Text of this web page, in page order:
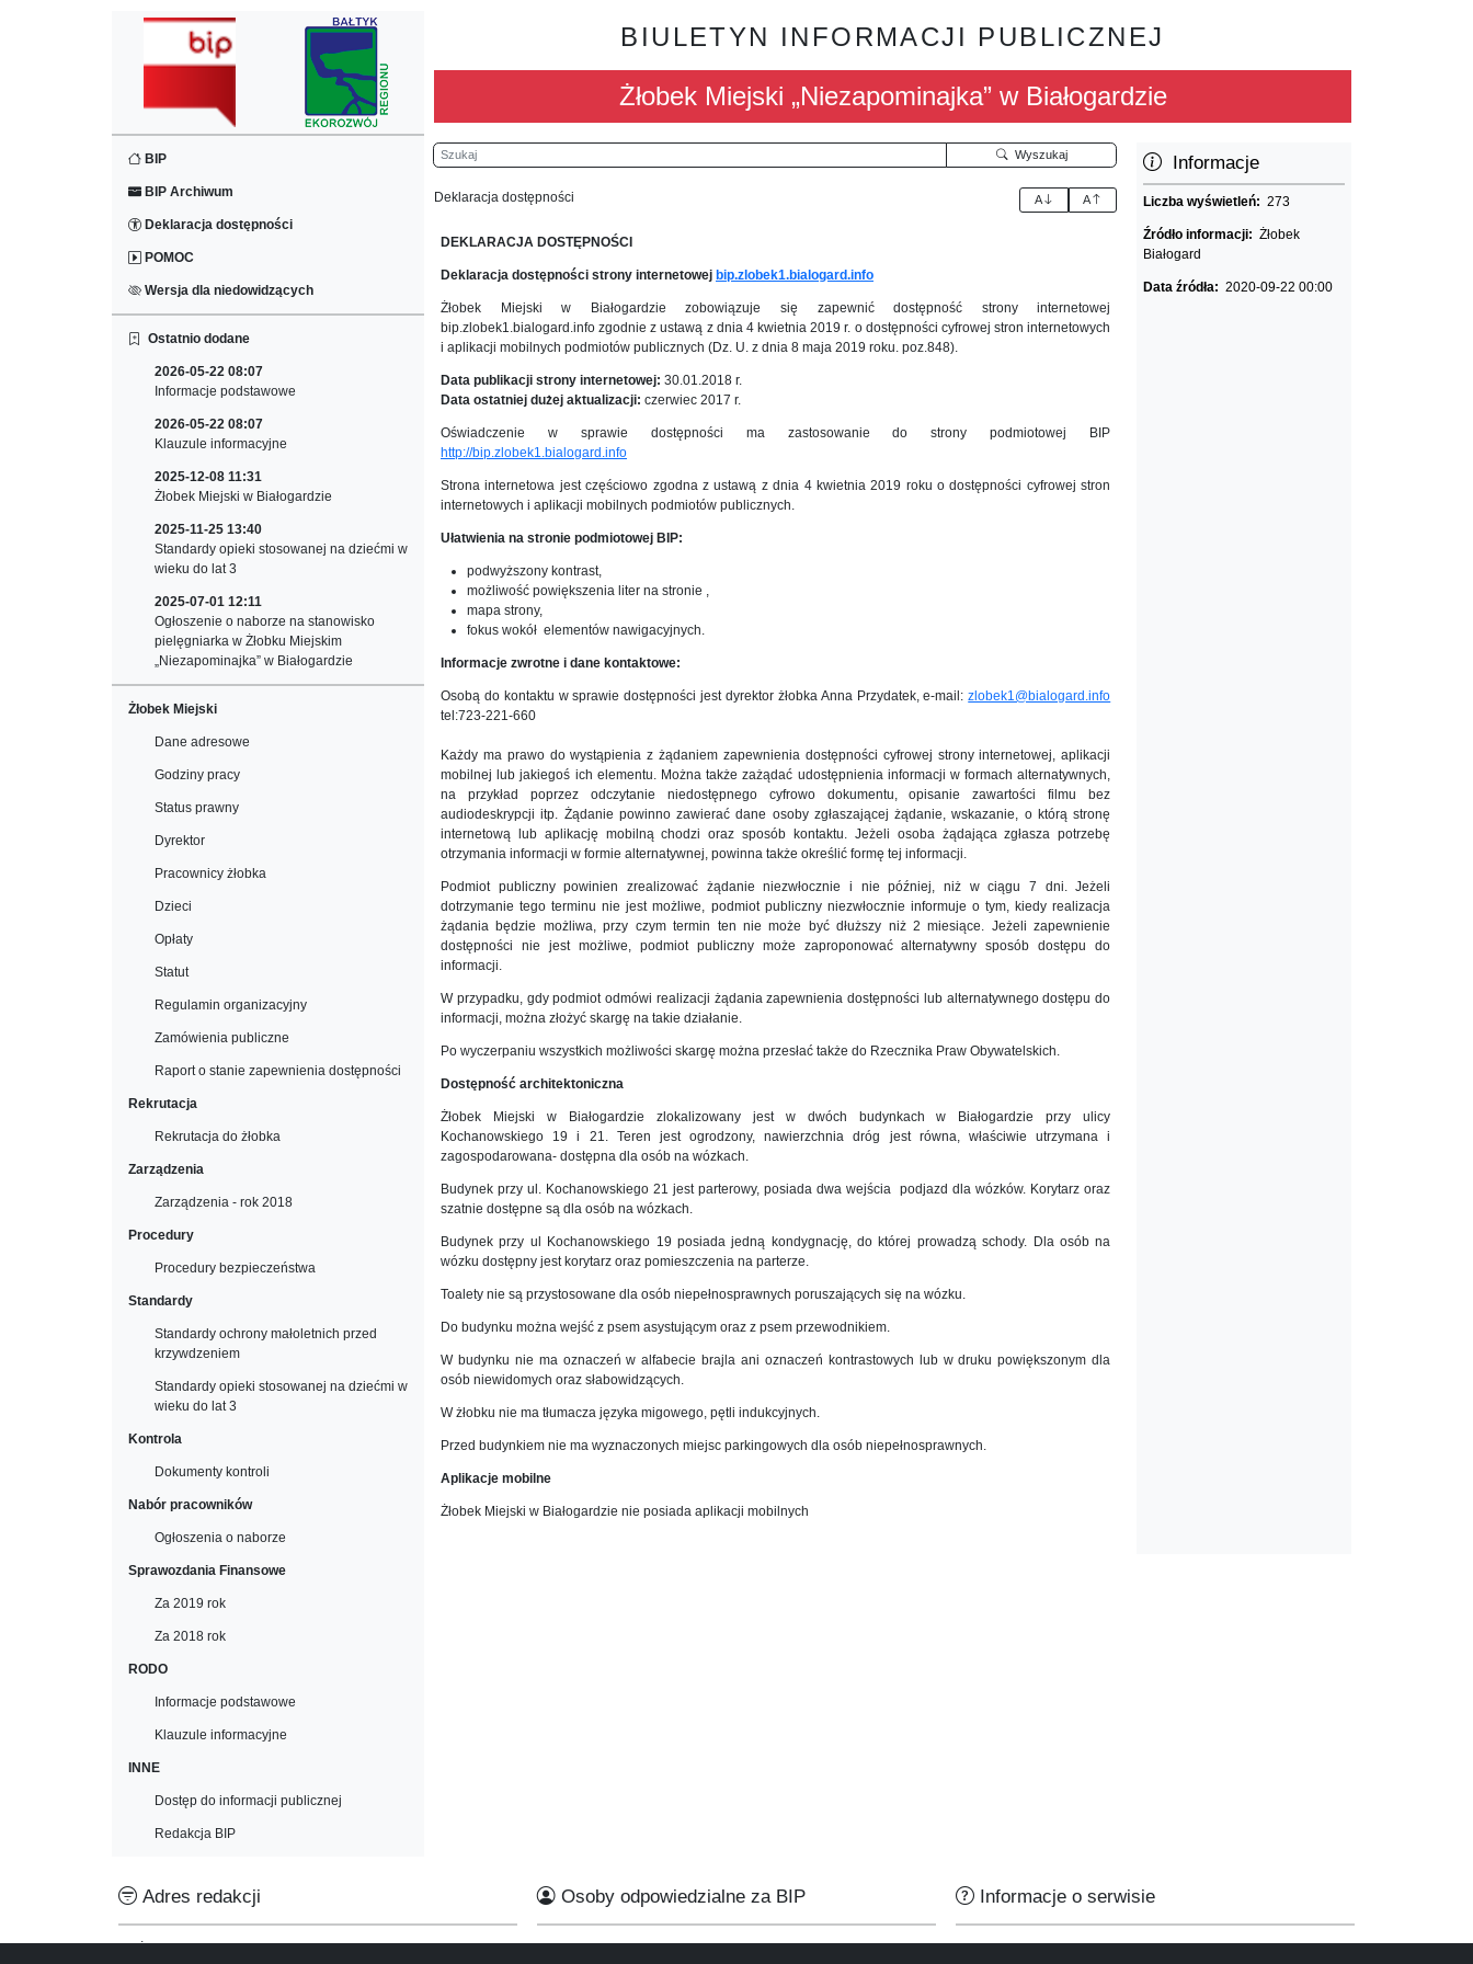
BIP
BIP Archiwum
Deklaracja dostępności
POMOC
Wersja dla niedowidzących
Ostatnio dodane
2026-05-22 08:07
Informacje podstawowe
2026-05-22 08:07
Klauzule informacyjne
2025-12-08 11:31
Żłobek Miejski w Białogardzie
2025-11-25 13:40
Standardy opieki stosowanej na dziećmi w
wieku do lat 3
2025-07-01 12:11
Ogłoszenie o naborze na stanowisko
pielęgniarka w Żłobku Miejskim
„Niezapominajka” w Białogardzie
Żłobek Miejski
Dane adresowe
Godziny pracy
Status prawny
Dyrektor
Pracownicy żłobka
Dzieci
Opłaty
Statut
Regulamin organizacyjny
Zamówienia publiczne
Raport o stanie zapewnienia dostępności
Rekrutacja
Rekrutacja do żłobka
Zarządzenia
Zarządzenia - rok 2018
Procedury
Procedury bezpieczeństwa
Standardy
Standardy ochrony małoletnich przed
krzywdzeniem
Standardy opieki stosowanej na dziećmi w
wieku do lat 3
Kontrola
Dokumenty kontroli
Nabór pracowników
Ogłoszenia o naborze
Sprawozdania Finansowe
Za 2019 rok
Za 2018 rok
RODO
Informacje podstawowe
Klauzule informacyjne
INNE
Dostęp do informacji publicznej
Redakcja BIP
BIULETYN INFORMACJI PUBLICZNEJ
Żłobek Miejski „Niezapominajka” w Białogardzie
Szukaj Wyszukaj
Deklaracja dostępności A A
DEKLARACJA DOSTĘPNOŚCI
Deklaracja dostępności strony internetowej bip.zlobek1.bialogard.info
Żłobek Miejski w Białogardzie zobowiązuje się zapewnić dostępność strony internetowej
bip.zlobek1.bialogard.info zgodnie z ustawą z dnia 4 kwietnia 2019 r. o dostępności cyfrowej stron internetowych
i aplikacji mobilnych podmiotów publicznych (Dz. U. z dnia 8 maja 2019 roku. poz.848).
Data publikacji strony internetowej: 30.01.2018 r.
Data ostatniej dużej aktualizacji: czerwiec 2017 r.
Oświadczenie w sprawie dostępności ma zastosowanie do strony podmiotowej BIP
http://bip.zlobek1.bialogard.info
Strona internetowa jest częściowo zgodna z ustawą z dnia 4 kwietnia 2019 roku o dostępności cyfrowej stron
internetowych i aplikacji mobilnych podmiotów publicznych.
Ułatwienia na stronie podmiotowej BIP:
podwyższony kontrast,
możliwość powiększenia liter na stronie ,
mapa strony,
fokus wokół elementów nawigacyjnych.
Informacje zwrotne i dane kontaktowe:
Osobą do kontaktu w sprawie dostępności jest dyrektor żłobka Anna Przydatek, e-mail:zlobek1@bialogard.info
tel:723-221-660
Każdy ma prawo do wystąpienia z żądaniem zapewnienia dostępności cyfrowej strony internetowej, aplikacji
mobilnej lub jakiegoś ich elementu. Można także zażądać udostępnienia informacji w formach alternatywnych,
na przykład poprzez odczytanie niedostępnego cyfrowo dokumentu, opisanie zawartości filmu bez
audiodeskrypcji itp. Żądanie powinno zawierać dane osoby zgłaszającej żądanie, wskazanie, o którą stronę
internetową lub aplikację mobilną chodzi oraz sposób kontaktu. Jeżeli osoba żądająca zgłasza potrzebę
otrzymania informacji w formie alternatywnej, powinna także określić formę tej informacji.
Podmiot publiczny powinien zrealizować żądanie niezwłocznie i nie później, niż w ciągu 7 dni. Jeżeli
dotrzymanie tego terminu nie jest możliwe, podmiot publiczny niezwłocznie informuje o tym, kiedy realizacja
żądania będzie możliwa, przy czym termin ten nie może być dłuższy niż 2 miesiące. Jeżeli zapewnienie
dostępności nie jest możliwe, podmiot publiczny może zaproponować alternatywny sposób dostępu do
informacji.
W przypadku, gdy podmiot odmówi realizacji żądania zapewnienia dostępności lub alternatywnego dostępu do
informacji, można złożyć skargę na takie działanie.
Po wyczerpaniu wszystkich możliwości skargę można przesłać także do Rzecznika Praw Obywatelskich.
Dostępność architektoniczna
Żłobek Miejski w Białogardzie zlokalizowany jest w dwóch budynkach w Białogardzie przy ulicy
Kochanowskiego 19 i 21. Teren jest ogrodzony, nawierzchnia dróg jest równa, właściwie utrzymana i
zagospodarowana- dostępna dla osób na wózkach.
Budynek przy ul. Kochanowskiego 21 jest parterowy, posiada dwa wejścia podjazd dla wózków. Korytarz oraz
szatnie dostępne są dla osób na wózkach.
Budynek przy ul Kochanowskiego 19 posiada jedną kondygnację, do której prowadzą schody. Dla osób na
wózku dostępny jest korytarz oraz pomieszczenia na parterze.
Toalety nie są przystosowane dla osób niepełnosprawnych poruszających się na wózku.
Do budynku można wejść z psem asystującym oraz z psem przewodnikiem.
W budynku nie ma oznaczeń w alfabecie brajla ani oznaczeń kontrastowych lub w druku powiększonym dla
osób niewidomych oraz słabowidzących.
W żłobku nie ma tłumacza języka migowego, pętli indukcyjnych.
Przed budynkiem nie ma wyznaczonych miejsc parkingowych dla osób niepełnosprawnych.
Aplikacje mobilne
Żłobek Miejski w Białogardzie nie posiada aplikacji mobilnych
Informacje
Liczba wyświetleń:273
Źródło informacji:Żłobek
Białogard
Data źródła:2020-09-22 00:00
Adres redakcji Osoby odpowiedzialne za BIP Informacje o serwisie